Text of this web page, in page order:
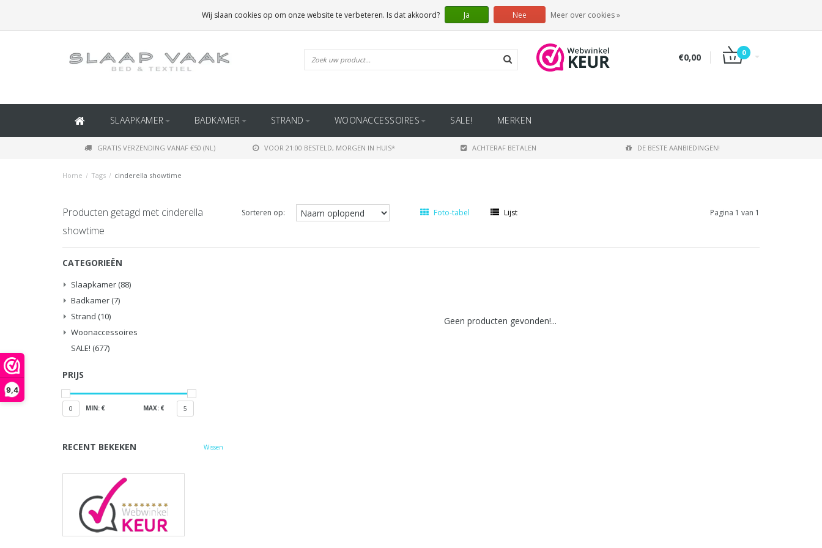
9,4
(BINNEN BELGIË)
€0,00 0
SLAAPKAMER BADKAMER STRAND WOONACCESSOIRES SALE! MERKEN
GRATIS VERZENDING VANAF €50 (NL) VOOR 21:00 BESTELD, MORGEN IN HUIS* ACHTERAF BETALEN DE BESTE AANBIEDINGEN!
Home / Tags / cinderella showtime
Producten getagd met cinderella
showtime
Sorteren op: Foto-tabel Lijst Pagina 1 van 1
CATEGORIEËN
Slaapkamer (88)
Badkamer (7)
Strand (10)
Woonaccessoires
SALE! (677)
PRIJS
0 MIN: € MAX: € 5
RECENT BEKEKEN Wissen
Geen producten gevonden!...
Wij slaan cookies op om onze website te verbeteren. Is dat akkoord? Ja Nee Meer over cookies »